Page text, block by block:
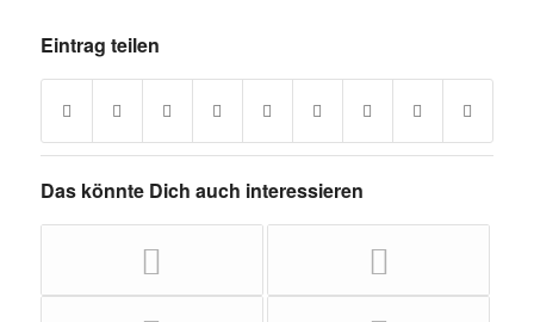
Eintrag teilen
Das könnte Dich auch interessieren